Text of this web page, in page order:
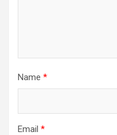
Name *
Email *